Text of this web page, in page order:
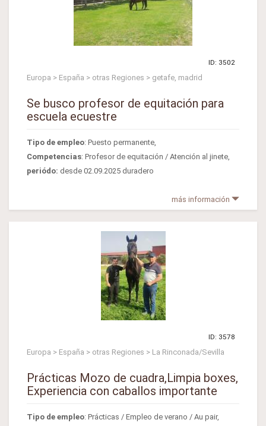
ID: 3502
Europa > España > otras Regiones > getafe, madrid
Se busco profesor de equitación para
escuela ecuestre
Tipo de empleo: Puesto permanente,
Competencias: Profesor de equitación / Atención al jinete,
periódo: desde 02.09.2025 duradero
más información
ID: 3578
Europa > España > otras Regiones > La Rinconada/Sevilla
Prácticas Mozo de cuadra,Limpia boxes,
Experiencia con caballos importante
Tipo de empleo: Prácticas / Empleo de verano / Au pair,